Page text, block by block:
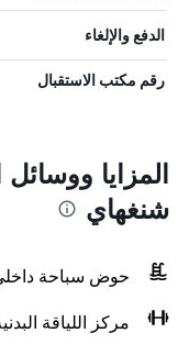
الدفع والإلغاء
رقم مكتب الاستقبال
المزايا ووسائل
شنغهاي
حوض سباحة
مركز اللياقة